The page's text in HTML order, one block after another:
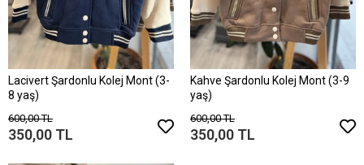
Lacivert Şardonlu Kolej Mont (3-
8 yaş)
600,00 TL
350,00 TL
Kahve Şardonlu Kolej Mont (3-9
yaş)
600,00 TL
350,00 TL